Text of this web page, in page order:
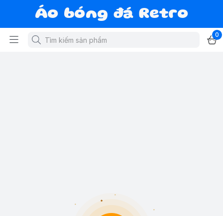
Áo bóng đá Retro
0